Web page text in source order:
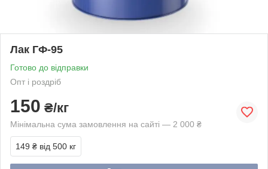
Лак ГФ-95
Готово до відправки
Опт і роздріб
150 ₴/кг
Мінімальна сума замовлення на сайті — 2 000 ₴
149 ₴ від 500 кг